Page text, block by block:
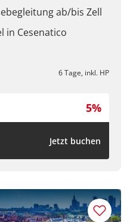
ab/bis Zell
in Cesenatico
6 Tage, inkl. HP
5%
Jetzt buchen